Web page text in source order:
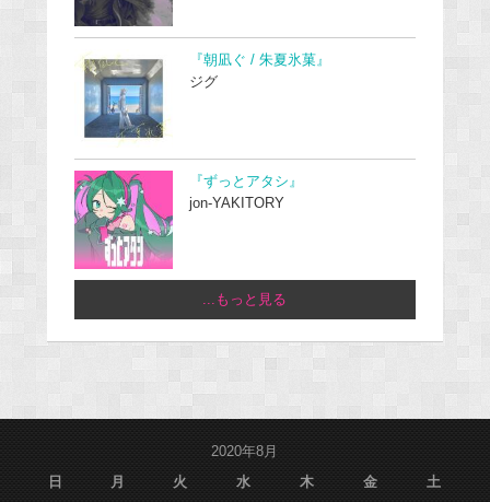
『朝凪ぐ / 朱夏氷菓』
ジグ
『ずっとアタシ』
jon-YAKITORY
...もっと見る
2020年8月
日
月 火 水 木 金 土